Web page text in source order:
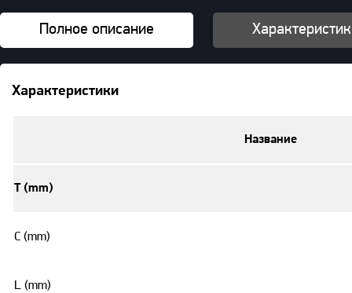
Полное описание
Характеристики
Название
T (mm)
C (mm)
L (mm)